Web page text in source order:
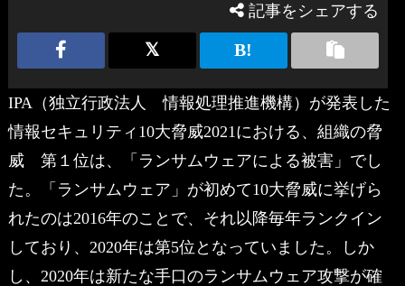
記事をシェアする
IPA（独立行政法人 情報処理推進機構）が発表した
情報セキュリティ10大脅威2021における、組織の脅
威 第１位は、「ランサムウェアによる被害」でし
た。「ランサムウェア」が初めて10大脅威に挙げら
れたのは2016年のことで、それ以降毎年ランクイン
しており、2020年は第5位となっていました。しか
し、2020年は新たな手口のランサムウェア攻撃が確